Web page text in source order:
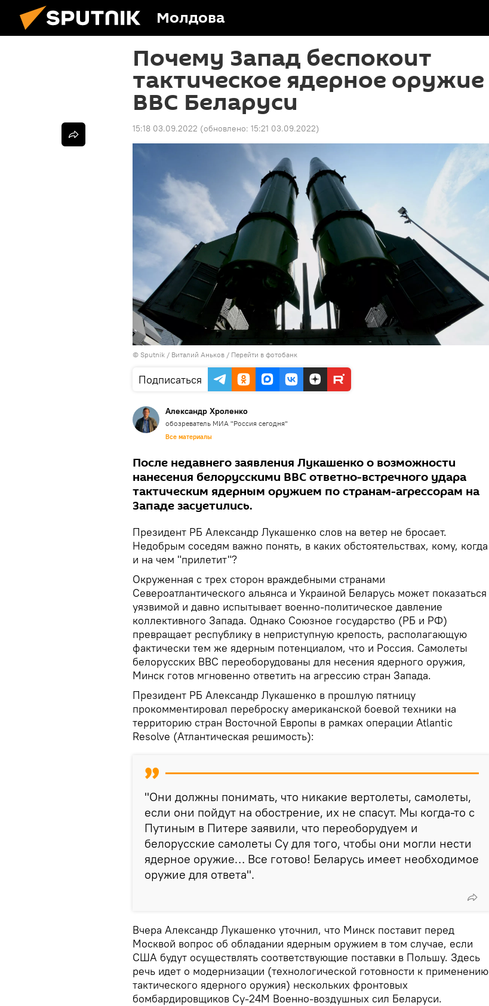
Молдова
Почему Запад беспокоит
тактическое ядерное оружие
ВВС Беларуси
15:18 03.09.2022 (обновлено: 15:21 03.09.2022)
© Sputnik / Виталий Аньков / Перейти в фотобанк
Подписаться
Александр Хроленко
обозреватель МИА "Россия сегодня"
Все материалы
После недавнего заявления Лукашенко о возможности
нанесения белорусскими ВВС ответно-встречного удара
тактическим ядерным оружием по странам-агрессорам на
Западе засуетились.
Президент РБ Александр Лукашенко слов на ветер не бросает.
Недобрым соседям важно понять, в каких обстоятельствах, кому, когда
и на чем "прилетит"?
Окруженная с трех сторон враждебными странами
Североатлантического альянса и Украиной Беларусь может показаться
уязвимой и давно испытывает военно-политическое давление
коллективного Запада. Однако Союзное государство (РБ и РФ)
превращает республику в неприступную крепость, располагающую
фактически тем же ядерным потенциалом, что и Россия. Самолеты
белорусских ВВС переоборудованы для несения ядерного оружия,
Минск готов мгновенно ответить на агрессию стран Запада.
Президент РБ Александр Лукашенко в прошлую пятницу
прокомментировал переброску американской боевой техники на
территорию стран Восточной Европы в рамках операции Atlantic
Resolve (Атлантическая решимость):
"Они должны понимать, что никакие вертолеты, самолеты,
если они пойдут на обострение, их не спасут. Мы когда-то с
Путиным в Питере заявили, что переоборудуем и
белорусские самолеты Су для того, чтобы они могли нести
ядерное оружие… Все готово! Беларусь имеет необходимое
оружие для ответа".
Вчера Александр Лукашенко уточнил, что Минск поставит перед
Москвой вопрос об обладании ядерным оружием в том случае, если
США будут осуществлять соответствующие поставки в Польшу. Здесь
речь идет о модернизации (технологической готовности к применению
тактического ядерного оружия) нескольких фронтовых
бомбардировщиков Су-24М Военно-воздушных сил Беларуси.